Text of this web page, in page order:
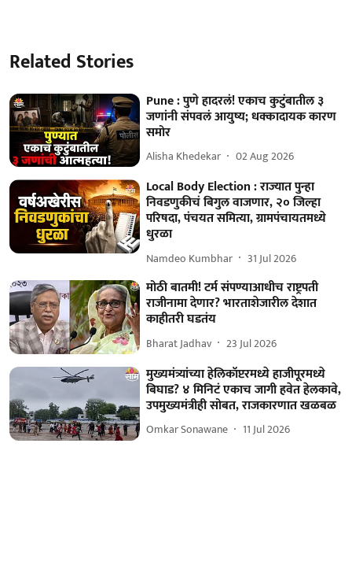
Related Stories
Pune : पुणे हादरलं! एकाच कुटुंबातील ३
जणांनी संपवलं आयुष्य; धक्कादायक कारण
समोर
Alisha Khedekar 02 Aug 2026
Local Body Election : राज्यात पुन्हा
निवडणुकीचं बिगुल वाजणार, २० जिल्हा
परिषदा, पंचयत समित्या, ग्रामपंचायतमध्ये
धुरळा
Namdeo Kumbhar 31 Jul 2026
मोठी बातमी! टर्म संपण्याआधीच राष्ट्रपती
राजीनामा देणार? भारताशेजारील देशात
काहीतरी घडतंय
Bharat Jadhav 23 Jul 2026
मुख्यमंत्र्यांच्या हेलिकॉप्टरमध्ये हाजीपूरमध्ये
बिघाड? ४ मिनिटं एकाच जागी हवेत हेलकावे,
उपमुख्यमंत्रीही सोबत, राजकारणात खळबळ
Omkar Sonawane 11 Jul 2026